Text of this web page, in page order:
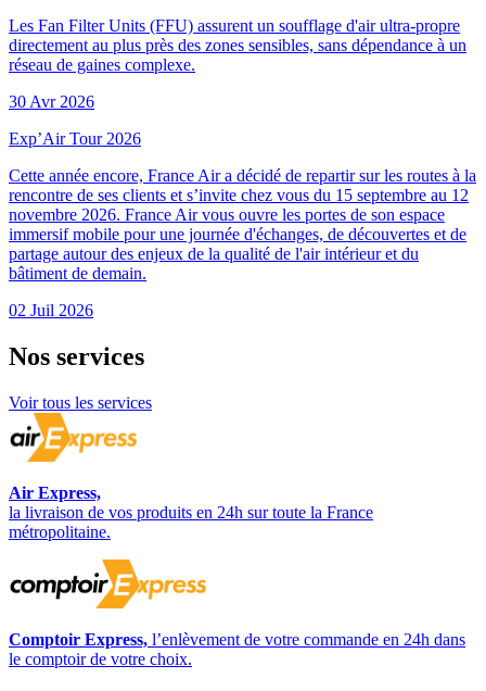
Les Fan Filter Units (FFU) assurent un soufflage d'air ultra-propre
directement au plus près des zones sensibles, sans dépendance à un
réseau de gaines complexe.
30 Avr 2026
Exp’Air Tour 2026
Cette année encore, France Air a décidé de repartir sur les routes à la
rencontre de ses clients et s’invite chez vous du 15 septembre au 12
novembre 2026. France Air vous ouvre les portes de son espace
immersif mobile pour une journée d'échanges, de découvertes et de
partage autour des enjeux de la qualité de l'air intérieur et du
bâtiment de demain.
02 Juil 2026
Nos services
Voir tous les services
Air Express,
la livraison de vos produits en 24h sur toute la France
métropolitaine.
Comptoir Express, l’enlèvement de votre commande en 24h dans
le comptoir de votre choix.